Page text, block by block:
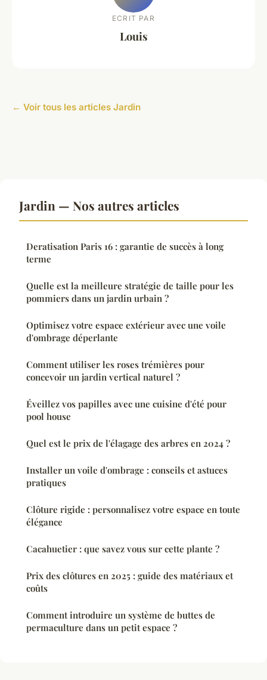
ECRIT PAR
Louis
← Voir tous les articles Jardin
Jardin — Nos autres articles
Deratisation Paris 16 : garantie de succès à long
terme
Quelle est la meilleure stratégie de taille pour les
pommiers dans un jardin urbain ?
Optimisez votre espace extérieur avec une voile
d'ombrage déperlante
Comment utiliser les roses trémières pour
concevoir un jardin vertical naturel ?
Éveillez vos papilles avec une cuisine d'été pour
pool house
Quel est le prix de l'élagage des arbres en 2024 ?
Installer un voile d'ombrage : conseils et astuces
pratiques
Clôture rigide : personnalisez votre espace en toute
élégance
Cacahuetier : que savez vous sur cette plante ?
Prix des clôtures en 2025 : guide des matériaux et
coûts
Comment introduire un système de buttes de
permaculture dans un petit espace ?